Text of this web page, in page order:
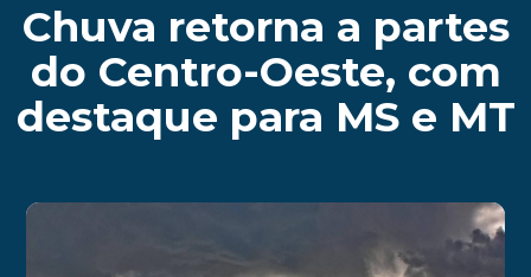
Chuva retorna a partes
do Centro-Oeste, com
destaque para MS e MT